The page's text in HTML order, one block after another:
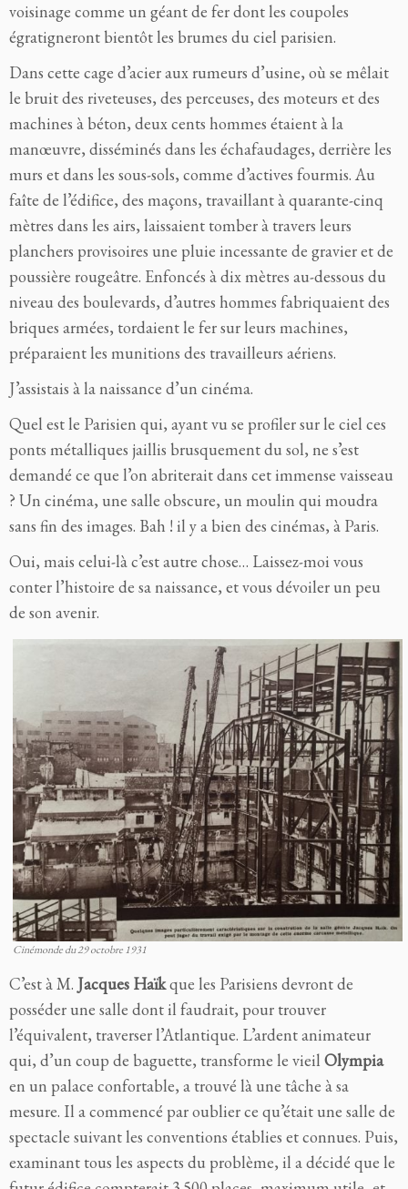
voisinage comme un géant de fer dont les coupoles
égratigneront bientôt les brumes du ciel parisien.
Dans cette cage d’acier aux rumeurs d’usine, où se mêlait
le bruit des riveteuses, des perceuses, des moteurs et des
machines à béton, deux cents hommes étaient à la
manœuvre, disséminés dans les échafaudages, derrière les
murs et dans les sous-sols, comme d’actives fourmis. Au
faîte de l’édifice, des maçons, travaillant à quarante-cinq
mètres dans les airs, laissaient tomber à travers leurs
planchers provisoires une pluie incessante de gravier et de
poussière rougeâtre. Enfoncés à dix mètres au-dessous du
niveau des boulevards, d’autres hommes fabriquaient des
briques armées, tordaient le fer sur leurs machines,
préparaient les munitions des travailleurs aériens.
J’assistais à la naissance d’un cinéma.
Quel est le Parisien qui, ayant vu se profiler sur le ciel ces
ponts métalliques jaillis brusquement du sol, ne s’est
demandé ce que l’on abriterait dans cet immense vaisseau
? Un cinéma, une salle obscure, un moulin qui moudra
sans fin des images. Bah ! il y a bien des cinémas, à Paris.
Oui, mais celui-là c’est autre chose… Laissez-moi vous
conter l’histoire de sa naissance, et vous dévoiler un peu
de son avenir.
Cinémonde du 29 octobre 1931
C’est à M. Jacques Haïkque les Parisiens devront de
posséder une salle dont il faudrait, pour trouver
l’équivalent, traverser l’Atlantique. L’ardent animateur
qui, d’un coup de baguette, transforme le vieil Olympia
en un palace confortable, a trouvé là une tâche à sa
mesure. Il a commencé par oublier ce qu’était une salle de
spectacle suivant les conventions établies et connues. Puis,
examinant tous les aspects du problème, il a décidé que le